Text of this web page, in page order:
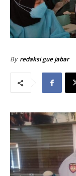
By redaksi gue jabar